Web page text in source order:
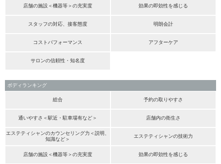
店舗の施設＜機器等＞の充実度 効果の即効性を感じる
スタッフの対応、接客態度 明朗会計
コストパフォーマンス アフターケア
サロンの信頼性・知名度
ボディランキング
総合 予約の取りやすさ
通いやすさ＜駅近・駐車場有など＞ 店舗内の衛生さ
エステティシャンのカウンセリング力＜説明、
知識など＞
エステティシャンの技術力
店舗の施設＜機器等＞の充実度 効果の即効性を感じる